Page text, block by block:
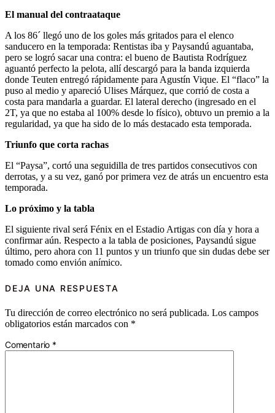
El manual del contraataque
A los 86´ llegó uno de los goles más gritados para el elenco
sanducero en la temporada: Rentistas iba y Paysandú aguantaba,
pero se logró sacar una contra: el bueno de Bautista Rodríguez
aguantó perfecto la pelota, allí descargó para la banda izquierda
donde Teuten entregó rápidamente para Agustín Vique. El “flaco” la
puso al medio y apareció Ulises Márquez, que corrió de costa a
costa para mandarla a guardar. El lateral derecho (ingresado en el
2T, ya que no estaba al 100% desde lo físico), obtuvo un premio a la
regularidad, ya que ha sido de lo más destacado esta temporada.
Triunfo que corta rachas
El “Paysa”, cortó una seguidilla de tres partidos consecutivos con
derrotas, y a su vez, ganó por primera vez de atrás un encuentro esta
temporada.
Lo próximo y la tabla
El siguiente rival será Fénix en el Estadio Artigas con día y hora a
confirmar aún. Respecto a la tabla de posiciones, Paysandú sigue
último, pero ahora con 11 puntos y un triunfo que sin dudas debe ser
tomado como envión anímico.
DEJA UNA RESPUESTA
Tu dirección de correo electrónico no será publicada. Los campos
obligatorios están marcados con *
Comentario *